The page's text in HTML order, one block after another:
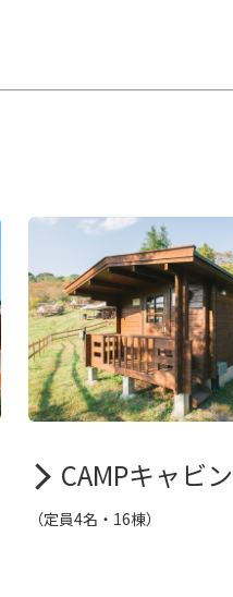
CAMPキャビ
（定員4名・16棟）